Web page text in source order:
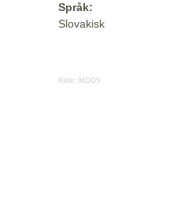
Språk:
Slovakisk
Kilde: MODS